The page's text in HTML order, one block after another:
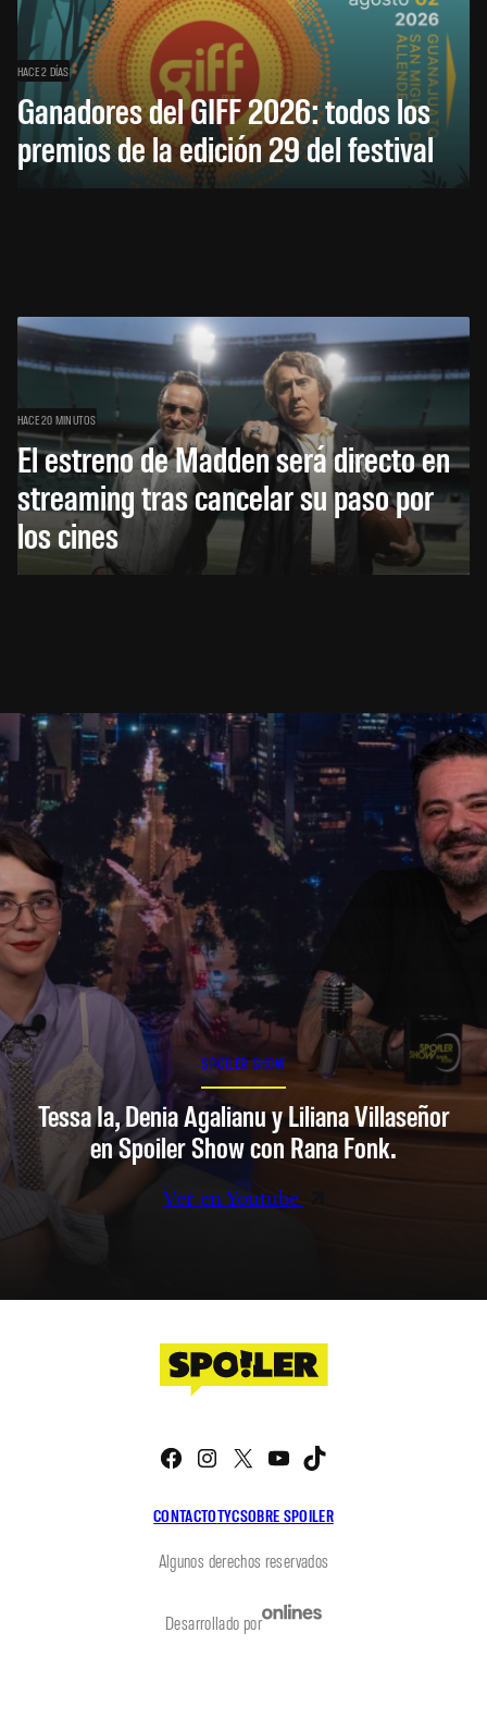
HACE 2 DÍAS
Ganadores del GIFF 2026: todos los
premios de la edición 29 del festival
HACE 20 MINUTOS
El estreno de Madden será directo en
streaming tras cancelar su paso por
los cines
SPOILER SHOW
Tessa Ia, Denia Agalianu y Liliana Villaseñor
en Spoiler Show con Rana Fonk.
Ver en Youtube
CONTACTOTYCSOBRE SPOILER
Facebook
Instagram
X YouTube
Algunos derechos reservados
Desarrollado por